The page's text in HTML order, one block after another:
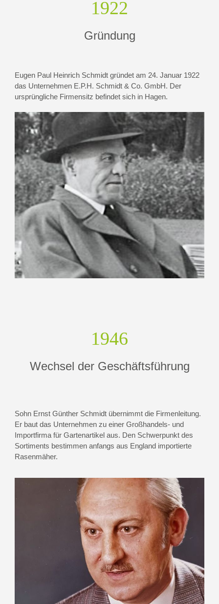
1922
Gründung
Eugen Paul Heinrich Schmidt gründet am 24. Januar 1922
das Unternehmen E.P.H. Schmidt & Co. GmbH. Der
ursprüngliche Firmensitz befindet sich in Hagen.
1946
Wechsel der Geschäftsführung
Sohn Ernst Günther Schmidt übernimmt die Firmenleitung.
Er baut das Unternehmen zu einer Großhandels- und
Importfirma für Gartenartikel aus. Den Schwerpunkt des
Sortiments bestimmen anfangs aus England importierte
Rasenmäher.